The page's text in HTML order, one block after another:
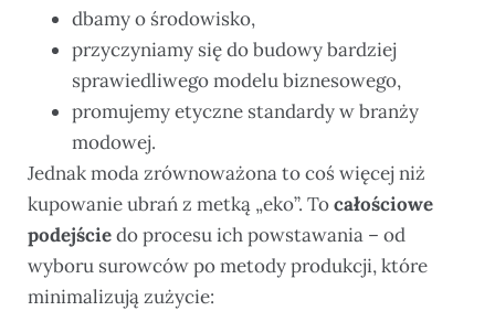
dbamy o środowisko,
przyczyniamy się do budowy bardziej
sprawiedliwego modelu biznesowego,
promujemy etyczne standardy w branży
modowej.
Jednak moda zrównoważona to coś więcej niż
kupowanie ubrań z metką „eko”. Tocałościowe
podejściedo procesu ich powstawania – od
wyboru surowców po metody produkcji, które
minimalizują zużycie: